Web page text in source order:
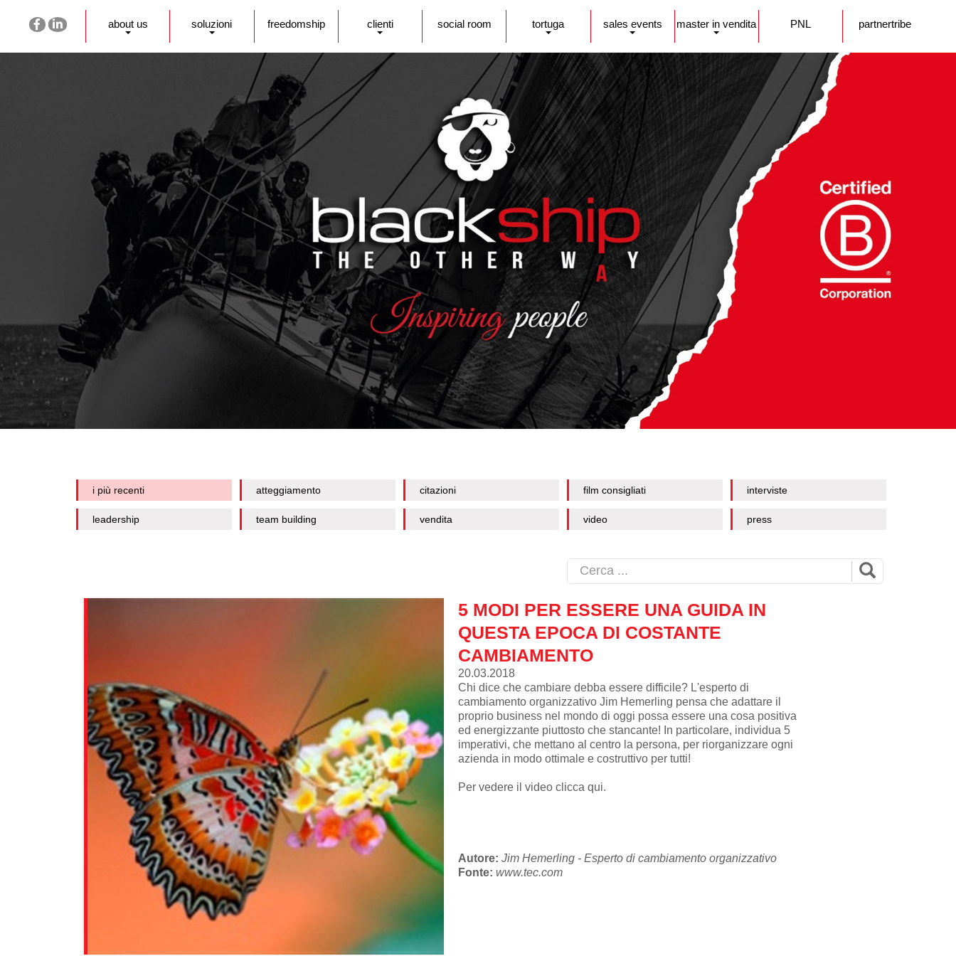
about us soluzioni freedomship clienti social room tortuga sales events master in vendita PNL partnertribe
i più recenti atteggiamento citazioni film consigliati interviste
leadership team building vendita video press
5 MODI PER ESSERE UNA GUIDA IN
QUESTA EPOCA DI COSTANTE
CAMBIAMENTO
20.03.2018
Chi dice che cambiare debba essere difficile? L'esperto di
cambiamento organizzativo Jim Hemerling pensa che adattare il
proprio business nel mondo di oggi possa essere una cosa positiva
ed energizzante piuttosto che stancante! In particolare, individua 5
imperativi, che mettano al centro la persona, per riorganizzare ogni
azienda in modo ottimale e costruttivo per tutti!
Per vedere il video clicca qui.
Autore: Jim Hemerling - Esperto di cambiamento organizzativo
Fonte: www.tec.com